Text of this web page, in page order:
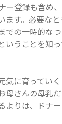
ー登録も含め
す。必要なと
の一時的なつ
いうことを知
気に育ってい
母さんの母乳
よりは、ドナ